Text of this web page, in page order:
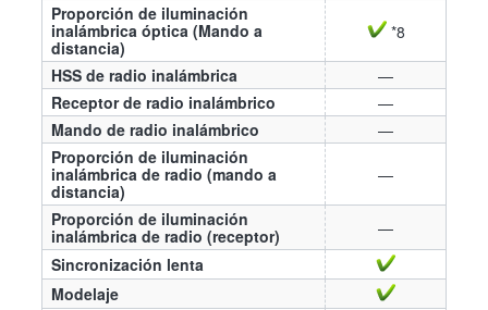
Proporción de iluminación
inalámbrica óptica (Mando a
distancia)
*8
HSS de radio inalámbrica
—
Receptor de radio inalámbrico
—
Mando de radio inalámbrico
—
Proporción de iluminación
inalámbrica de radio (mando a
distancia)
—
Proporción de iluminación
inalámbrica de radio (receptor)
—
Sincronización lenta
Modelaje